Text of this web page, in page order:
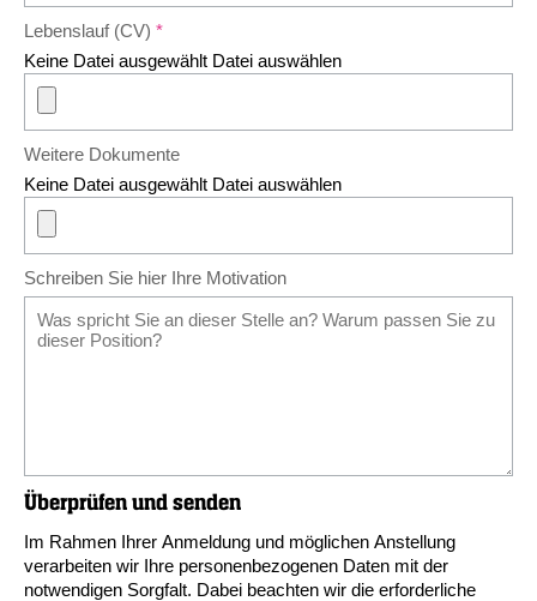
Lebenslauf (CV)
Keine Datei ausgewählt Datei auswählen
Weitere Dokumente
Keine Datei ausgewählt Datei auswählen
Schreiben Sie hier Ihre Motivation
Überprüfen und senden
Im Rahmen Ihrer Anmeldung und möglichen Anstellung
verarbeiten wir Ihre personenbezogenen Daten mit der
notwendigen Sorgfalt. Dabei beachten wir die erforderliche